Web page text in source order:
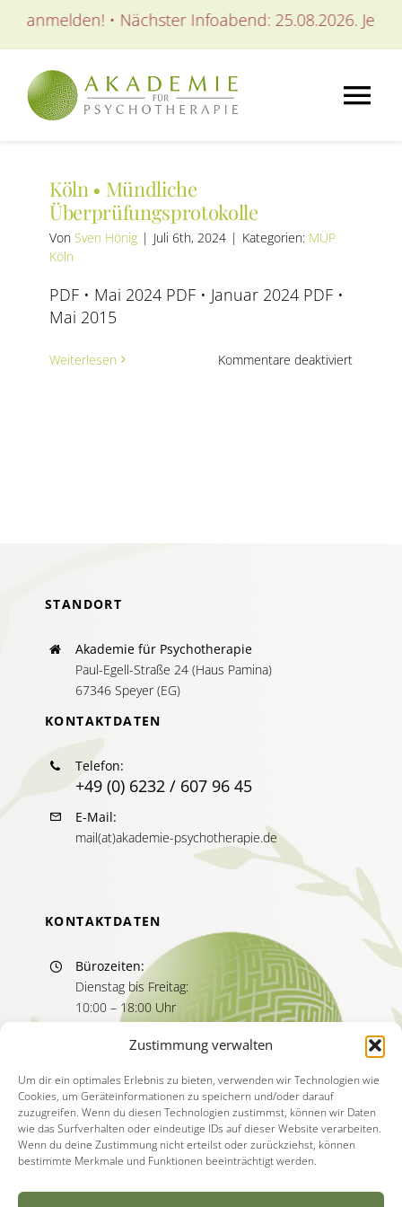
Zustimmung verwalten
Um dir ein optimales Erlebnis zu bieten, verwenden wir Technologien wie
Cookies, um Geräteinformationen zu speichern und/oder darauf
zuzugreifen. Wenn du diesen Technologien zustimmst, können wir Daten
wie das Surfverhalten oder eindeutige IDs auf dieser Website verarbeiten.
Wenn du deine Zustimmung nicht erteilst oder zurückziehst, können
bestimmte Merkmale und Funktionen beeinträchtigt werden.
Inhalt
springen
anmelden! • Nächster Infoabend: 25.08.2026. Jetzt
AUSBILDUNGEN
WEITERBILDUNGEN
Köln • Mündliche
Überprüfungsprotokolle
Von Sven Hönig | Juli 6th, 2024 | Kategorien: MÜP
Köln
PDF • Mai 2024 PDF • Januar 2024 PDF •
Mai 2015
Weiterlesen Kommentare deaktiviertfür
STANDORT
Akademie für Psychotherapie
Paul-Egell-Straße 24 (Haus Pamina)
67346 Speyer (EG)
KONTAKTDATEN
Telefon:
+49 (0) 6232 / 607 96 45
E-Mail:
mail(at)akademie-psychotherapie.de
KONTAKTDATEN
Bürozeiten:
Dienstag bis Freitag:
10:00 – 18:00 Uhr
Sprechzeiten:
11:00 – 13:00 Uhr
15:00 – 17:00 Uhr